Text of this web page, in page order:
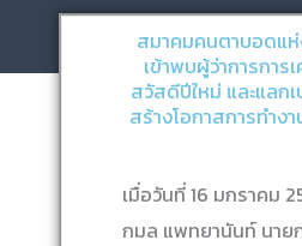
สมาคมคนตาบอดแห่
เข้าพบผู้ว่าการการ
สวัสดีปีใหม่ และแลก
สร้างโอกาสการทำง
เมื่อวันที่ 16 มกราคม
กมล แพทยานันท์ นาย